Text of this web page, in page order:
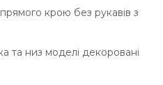
крою без рукавів з
та низ моделі декоровані